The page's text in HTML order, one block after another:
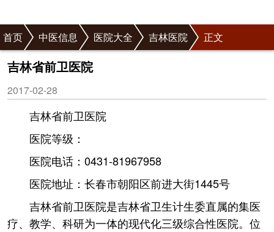
首页 中医信息 医院大全 吉林医院 正文
吉林省前卫医院
2017-02-28
吉林省前卫医院
医院等级：
医院电话：0431-81967958
医院地址：长春市朝阳区前进大街1445号
吉林省前卫医院是吉林省卫生计生委直属的集医
疗、教学、科研为一体的现代化三级综合性医院。位